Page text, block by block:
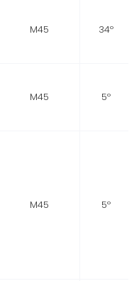
M45 34º
M45 5º
M45 5º